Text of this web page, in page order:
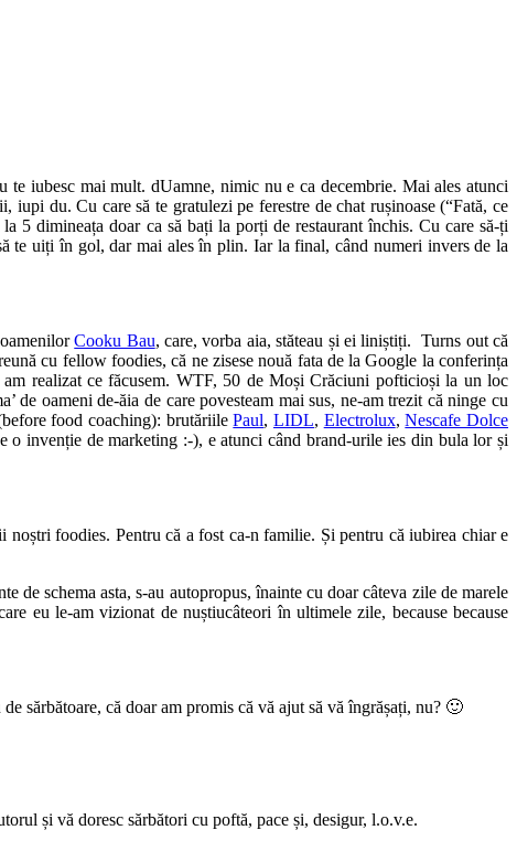
te iubesc mai mult. dUamne, nimic nu e ca decembrie. Mai ales atunci
du. Cu care să te gratulezi pe ferestre de chat rușinoase (“Fată, ce
5 dimineața doar ca să bați la porți de restaurant închis. Cu care să-ți
te uiți în gol, dar mai ales în plin. Iar la final, când numeri invers de la
oamenilorCooku Bau, care, vorba aia, stăteau și ei liniștiți. Turns out că
cu fellow foodies, că ne zisese nouă fata de la Google la conferința
am realizat ce făcusem. WTF, 50 de Moși Crăciuni pofticioși la un loc
oameni de-ăia de care povesteam mai sus, ne-am trezit că ninge cu
food coaching): brutăriilePaul,LIDL, Electrolux,Nescafe Dolce
o invenție de marketing :-), e atunci când brand-urile ies din bula lor și
foodies. Pentru că a fost ca-n familie. Și pentru că iubirea chiar e
de schema asta, s-au autopropus, înainte cu doar câteva zile de marele
eu le-am vizionat de nuștiucâteori în ultimele zile, because because
sărbătoare, că doar am promis că vă ajut să vă îngrășați, nu? 🙂
și vă doresc sărbători cu poftă, pace și, desigur, l.o.v.e.